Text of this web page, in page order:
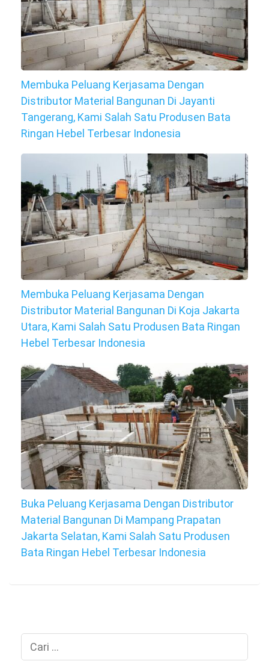
Membuka Peluang Kerjasama Dengan
Distributor Material Bangunan Di Jayanti
Tangerang, Kami Salah Satu Produsen Bata
Ringan Hebel Terbesar Indonesia
Membuka Peluang Kerjasama Dengan
Distributor Material Bangunan Di Koja Jakarta
Utara, Kami Salah Satu Produsen Bata Ringan
Hebel Terbesar Indonesia
Buka Peluang Kerjasama Dengan Distributor
Material Bangunan Di Mampang Prapatan
Jakarta Selatan, Kami Salah Satu Produsen
Bata Ringan Hebel Terbesar Indonesia
Cari
untuk: